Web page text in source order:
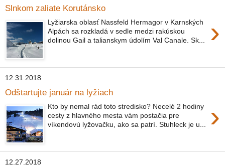
Slnkom zaliate Korutánsko
›
Lyžiarska oblasť Nassfeld Hermagor v Karnských
Alpách sa rozkladá v sedle medzi rakúskou
dolinou Gail a talianskym údolím Val Canale. Sk...
12.31.2018
Odštartujte január na lyžiach
›
Kto by nemal rád toto stredisko? Necelé 2 hodiny
cesty z hlavného mesta vám postačia pre
víkendovú lyžovačku, ako sa patrí. Stuhleck je u...
12.27.2018